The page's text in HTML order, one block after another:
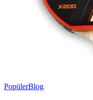
PopülerBlog